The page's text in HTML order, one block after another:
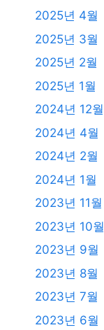
2025년 4월
2025년 3월
2025년 2월
2025년 1월
2024년 12월
2024년 4월
2024년 2월
2024년 1월
2023년 11월
2023년 10월
2023년 9월
2023년 8월
2023년 7월
2023년 6월